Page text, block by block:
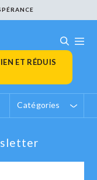
ET RÉDUIS
Catégories